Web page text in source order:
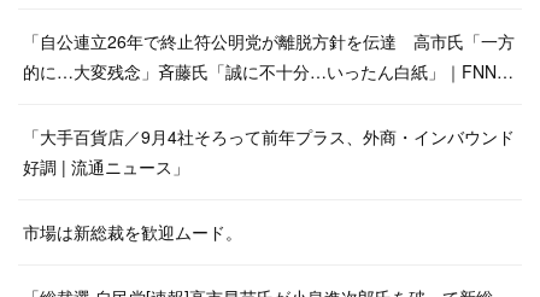
「自公連立26年で終止符公明党が離脱方針を伝達 高市氏「一方
的に…大変残念」斉藤氏「誠に不十分…いったん白紙」｜FNN…
「大手百貨店／9月4社そろって前年プラス、外商・インバウンド
好調 | 流通ニュース」
市場は新総裁を歓迎ムード。